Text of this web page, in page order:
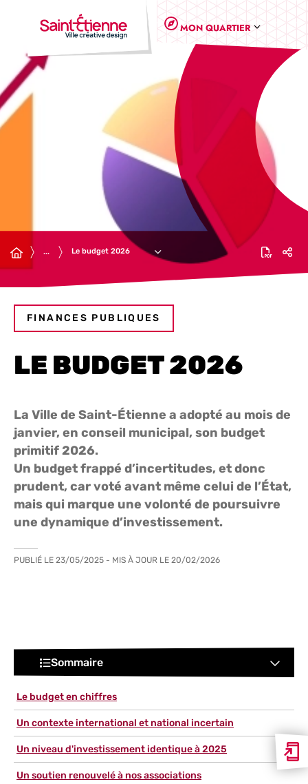
Panneau de gestion des cookies
MON QUARTIER
... Le budget 2026
FINANCES PUBLIQUES
LE BUDGET 2026
La Ville de Saint-Étienne a adopté au mois de
janvier, en conseil municipal, son budget
primitif 2026.
Un budget frappé d’incertitudes, et donc
prudent, car voté avant même celui de l’État,
mais qui marque une volonté de poursuivre
une dynamique d’investissement.
PUBLIÉ LE 23/05/2025 - MIS À JOUR LE 20/02/2026
Sommaire
Le budget en chiffres
Un contexte international et national incertain
Un niveau d'investissement identique à 2025
Un soutien renouvelé à nos associations